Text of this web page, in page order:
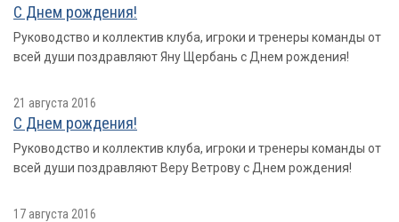
С Днем рождения!
Руководство и коллектив клуба, игроки и тренеры команды от
всей души поздравляют Яну Щербань с Днем рождения!
21 августа 2016
С Днем рождения!
Руководство и коллектив клуба, игроки и тренеры команды от
всей души поздравляют Веру Ветрову с Днем рождения!
17 августа 2016